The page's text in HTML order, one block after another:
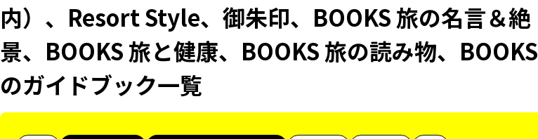
内）、Resort Style、御朱印、BOOKS 旅の名言＆絶
景、BOOKS 旅と健康、BOOKS 旅の読み物、BOOKS
のガイドブック一覧